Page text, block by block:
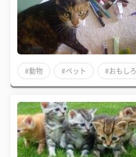
#動物 #ペット #おもしろ